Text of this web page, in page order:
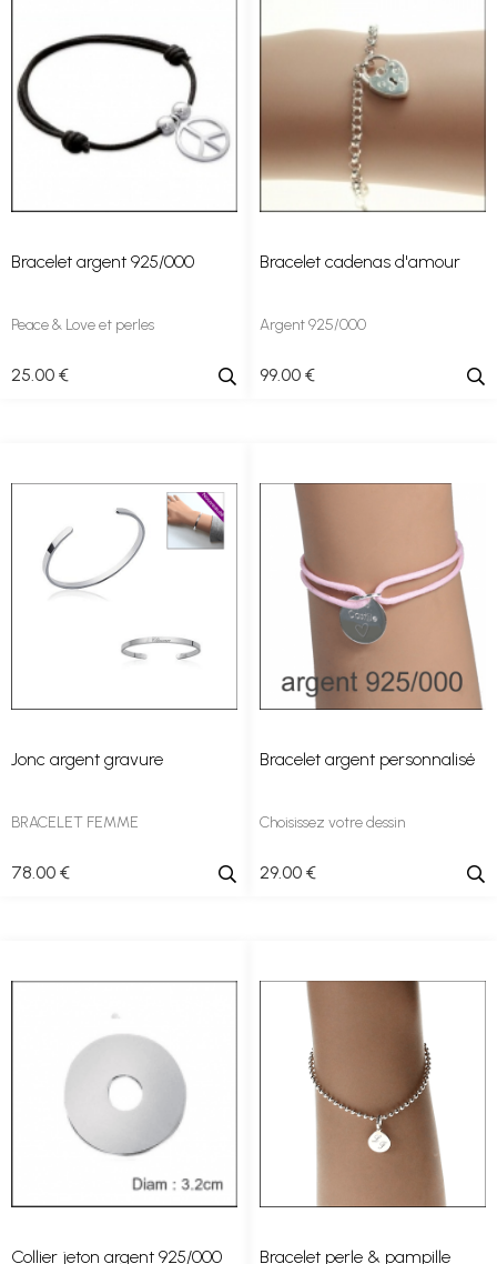
Bracelet argent 925/000
Peace & Love et perles
25.00 €
Bracelet cadenas d'amour
Argent 925/000
99.00 €
Jonc argent gravure
BRACELET FEMME
78.00 €
Bracelet argent personnalisé
Choisissez votre dessin
29.00 €
Collier jeton argent 925/000 Bracelet perle & pampille